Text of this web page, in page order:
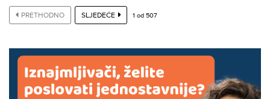
PRETHODNO SLJEDEĆE 1 od 507